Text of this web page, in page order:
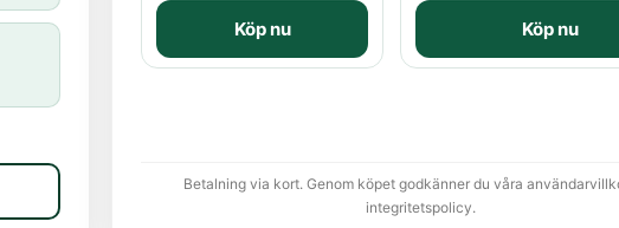
Köp nu Köp nu
Betalning via kort. Genom köpet godkänner du våra
integritetspolicy.